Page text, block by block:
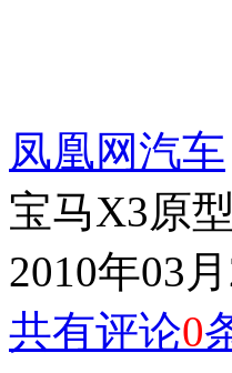
凤凰网汽车
宝马X3原
2010年03
共有评论0